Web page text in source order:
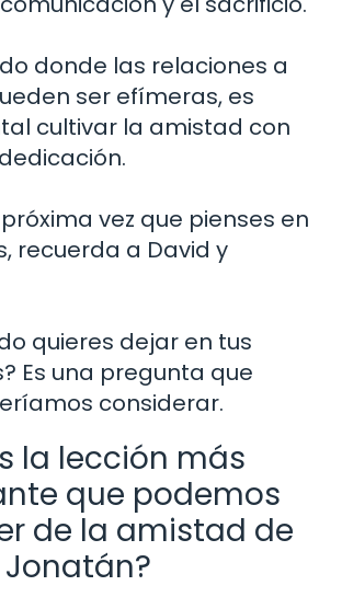
donde las relaciones a
ser efímeras, es
cultivar la amistad con
vez que pienses en
recuerda a David y
quieres dejar en tus
Es una pregunta que
considerar.
la lección más
que podemos
de la amistad de